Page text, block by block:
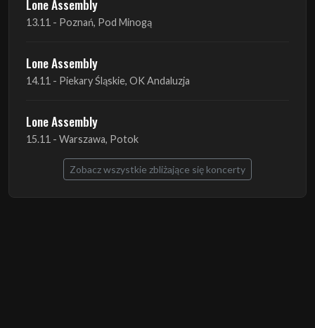
14.11 - Piekary Śląskie, OK Andaluzja
Lone Assembly
15.11 - Warszawa, Potok